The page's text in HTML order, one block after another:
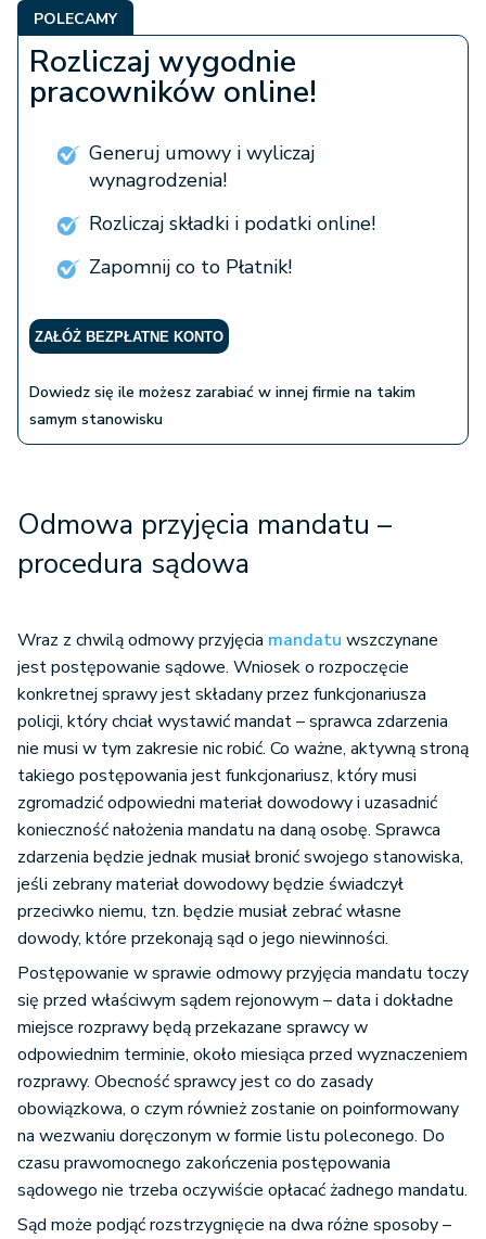
POLECAMY
Rozliczaj wygodnie
pracowników online!
Generuj umowy i wyliczaj
wynagrodzenia!
Rozliczaj składki i podatki online!
Zapomnij co to Płatnik!
ZAŁÓŻ BEZPŁATNE KONTO
Dowiedz się ile możesz zarabiać w innej firmie na takim
samym stanowisku
Odmowa przyjęcia mandatu –
procedura sądowa
Wraz z chwilą odmowy przyjęcia mandatu wszczynane
jest postępowanie sądowe. Wniosek o rozpoczęcie
konkretnej sprawy jest składany przez funkcjonariusza
policji, który chciał wystawić mandat – sprawca zdarzenia
nie musi w tym zakresie nic robić. Co ważne, aktywną stroną
takiego postępowania jest funkcjonariusz, który musi
zgromadzić odpowiedni materiał dowodowy i uzasadnić
konieczność nałożenia mandatu na daną osobę. Sprawca
zdarzenia będzie jednak musiał bronić swojego stanowiska,
jeśli zebrany materiał dowodowy będzie świadczył
przeciwko niemu, tzn. będzie musiał zebrać własne
dowody, które przekonają sąd o jego niewinności.
Postępowanie w sprawie odmowy przyjęcia mandatu toczy
się przed właściwym sądem rejonowym – data i dokładne
miejsce rozprawy będą przekazane sprawcy w
odpowiednim terminie, około miesiąca przed wyznaczeniem
rozprawy. Obecność sprawcy jest co do zasady
obowiązkowa, o czym również zostanie on poinformowany
na wezwaniu doręczonym w formie listu poleconego. Do
czasu prawomocnego zakończenia postępowania
sądowego nie trzeba oczywiście opłacać żadnego mandatu.
Sąd może podjąć rozstrzygnięcie na dwa różne sposoby –